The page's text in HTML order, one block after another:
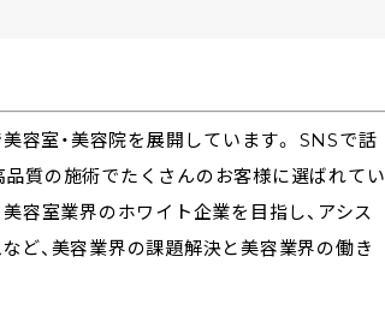
容室・美容院を展開しています。 SNSで話
質の施術でたくさんのお客様に選ばれてい
容室業界のホワイト企業を目指し、アシス
ど、美容業界の課題解決と美容業界の働き